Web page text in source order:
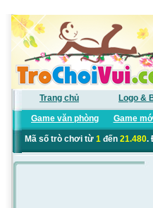
Trang chủ Logo &
Game văn phòng Game
Mã số trò chơi từ 1đến 21.480.